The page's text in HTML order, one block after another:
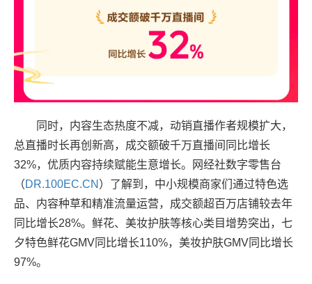
同时，内容生态热度不减，动销直播作者规模扩大，
总直播时长再创新高，成交额破千万直播间同比增长
32%，优质内容持续赋能生意增长。
网经社数字零售台
（DR.100EC.CN ）了解到， 中小规模商家们通过特色选
品、内容种草和精准流量运营，成交额超百万店铺较去年
同比增长28%。鲜花、美妆护肤等核心类目增势突出，七
夕特色鲜花GMV同比增长110%，美妆护肤GMV同比增长
97%。